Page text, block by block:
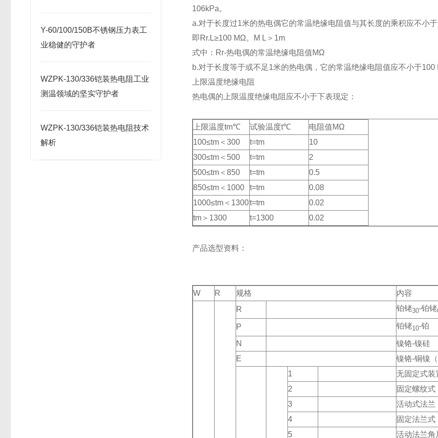
Y-60/100/150B不锈钢压力表工
业稳健的守护者
WZPK-130/336铠装热电阻工业
测温领域的坚实守护者
WZPK-130/336铠装热电阻技术
解析
106kPa。
a.对于长度过1米的热电偶它的常温绝缘电阻值与其长度的乘积应不小
即Rr.L≥100 MΩ。M L＞1m
式中：Rr-热电偶的常温绝缘电阻值MΩ
b.对于长度等于或不足1米的热电偶，它的常温绝缘电阻值应不小于100
上限温度绝缘电阻
热电偶的上限温度绝缘电阻应不小于下表现定：
上限温度tm℃ 试验温度t℃
电阻值MΩ
100≤tm＜300
t=tm
10
300≤tm＜500
t=tm
2
500≤tm＜850
t=tm
0.5
850≤tm＜1000
t=tm
0.08
1000≤tm＜1300t=tm
0.02
tm＞1300
t=1300 0.02
产品选型资料：
W R 规格
内容
R
铂铑30-铂铑
P 铂铑10-铂
N
镍铬-镍硅
E
镍铬-铜镍
1
无固定式装
2
固定螺纹式
3
活动式法兰
4
固定法兰式
5
活动法兰角